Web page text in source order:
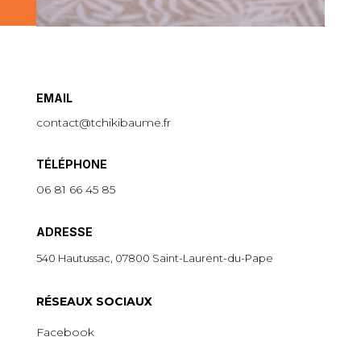
EMAIL
contact@tchikibaume.fr
TÉLÉPHONE
06 81 66 45 85
ADRESSE
540 Hautussac, 07800 Saint-Laurent-du-Pape
RÉSEAUX SOCIAUX
Facebook